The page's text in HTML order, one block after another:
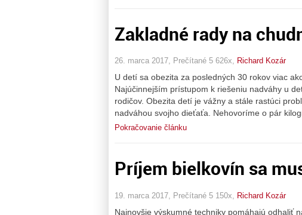
Zakladné rady na
26. marca 2017, Prečítané 5 626x, Richard Kozár
U detí sa obezita za posledných 30 rokov viac
Najúčinnejším prístupom k riešeniu nadváhy u
rodičov. Obezita detí je vážny a stále rastúci
nadváhou svojho dieťaťa. Nehovoríme o pár
Pokračovanie článku
Príjem bielkovín sa
19. marca 2017, Prečítané 5 150x, Richard Kozár
Najnovšie výskumné techniky pomáhajú odhaliť